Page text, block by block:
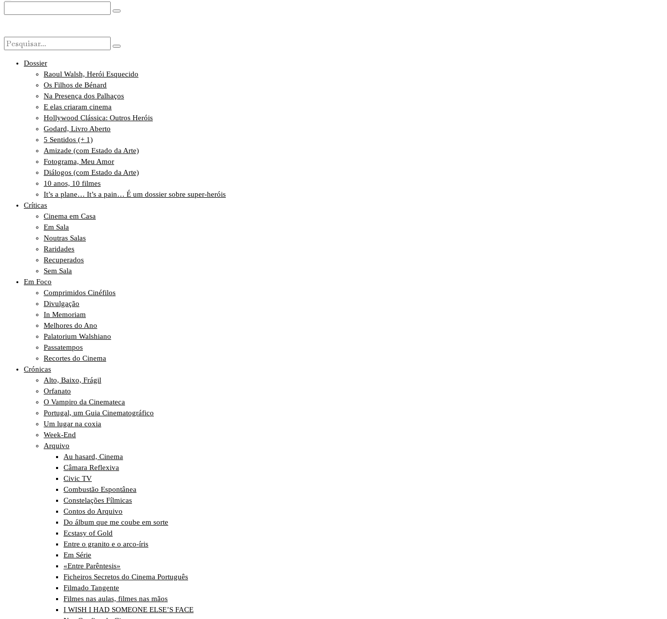
Dossier
Raoul Walsh, Herói Esquecido
Os Filhos de Bénard
Na Presença dos Palhaços
E elas criaram cinema
Hollywood Clássica: Outros Heróis
Godard, Livro Aberto
5 Sentidos (+ 1)
Amizade (com Estado da Arte)
Fotograma, Meu Amor
Diálogos (com Estado da Arte)
10 anos, 10 filmes
It’s a plane… It’s a pain… É um dossier sobre super-heróis
Críticas
Cinema em Casa
Em Sala
Noutras Salas
Raridades
Recuperados
Sem Sala
Em Foco
Comprimidos Cinéfilos
Divulgação
In Memoriam
Melhores do Ano
Palatorium Walshiano
Passatempos
Recortes do Cinema
Crónicas
Alto, Baixo, Frágil
Orfanato
O Vampiro da Cinemateca
Portugal, um Guia Cinematográfico
Um lugar na coxia
Week-End
Arquivo
Au hasard, Cinema
Câmara Reflexiva
Civic TV
Combustão Espontânea
Constelações Fílmicas
Contos do Arquivo
Do álbum que me coube em sorte
Ecstasy of Gold
Entre o granito e o arco-íris
Em Série
«Entre Parêntesis»
Ficheiros Secretos do Cinema Português
Filmado Tangente
Filmes nas aulas, filmes nas mãos
I WISH I HAD SOMEONE ELSE’S FACE